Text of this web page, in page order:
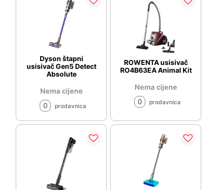
Dyson štapni
usisivač Gen5 Detect
Absolute
Nema cijene
0
prodavnica
ROWENTA usisivač
RO4B63EA Animal Kit
Nema cijene
0
prodavnica